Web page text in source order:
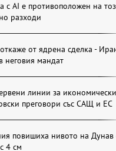
с AI е противоположен на
разходи
от ядрена сделка -
неговия мандат
линии за
преговори със САЩ и ЕС
повишиха нивото на Дунав
4 см